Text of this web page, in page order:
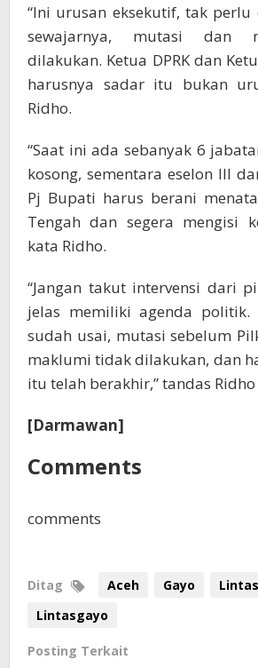
“Ini urusan eksekutif, tak perlu
sewajarnya, mutasi dan
dilakukan. Ketua DPRK dan
harusnya sadar itu bukan
Ridho.
“Saat ini ada sebanyak 6
kosong, sementara eselon III
Pj Bupati harus berani
Tengah dan segera mengisi
kata Ridho.
“Jangan takut intervensi dari
jelas memiliki agenda politik.
sudah usai, mutasi sebelum
maklumi tidak dilakukan, dan
itu telah berakhir,” tandas
[Darmawan]
Comments
comments
Ditag Aceh Gayo
Lintasgayo
Posting Terkait